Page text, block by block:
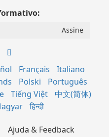
Français
Italiano
Polski
Português
Tiếng Việt
中文(简体)
हिन्दी
Ajuda & Feedback